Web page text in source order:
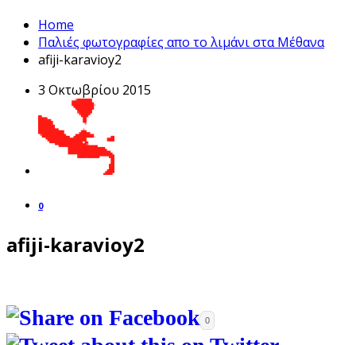
Home
Παλιές φωτογραφίες απο το λιμάνι στα Μέθανα
afiji-karavioy2
3 Οκτωβρίου 2015
0
afiji-karavioy2
0